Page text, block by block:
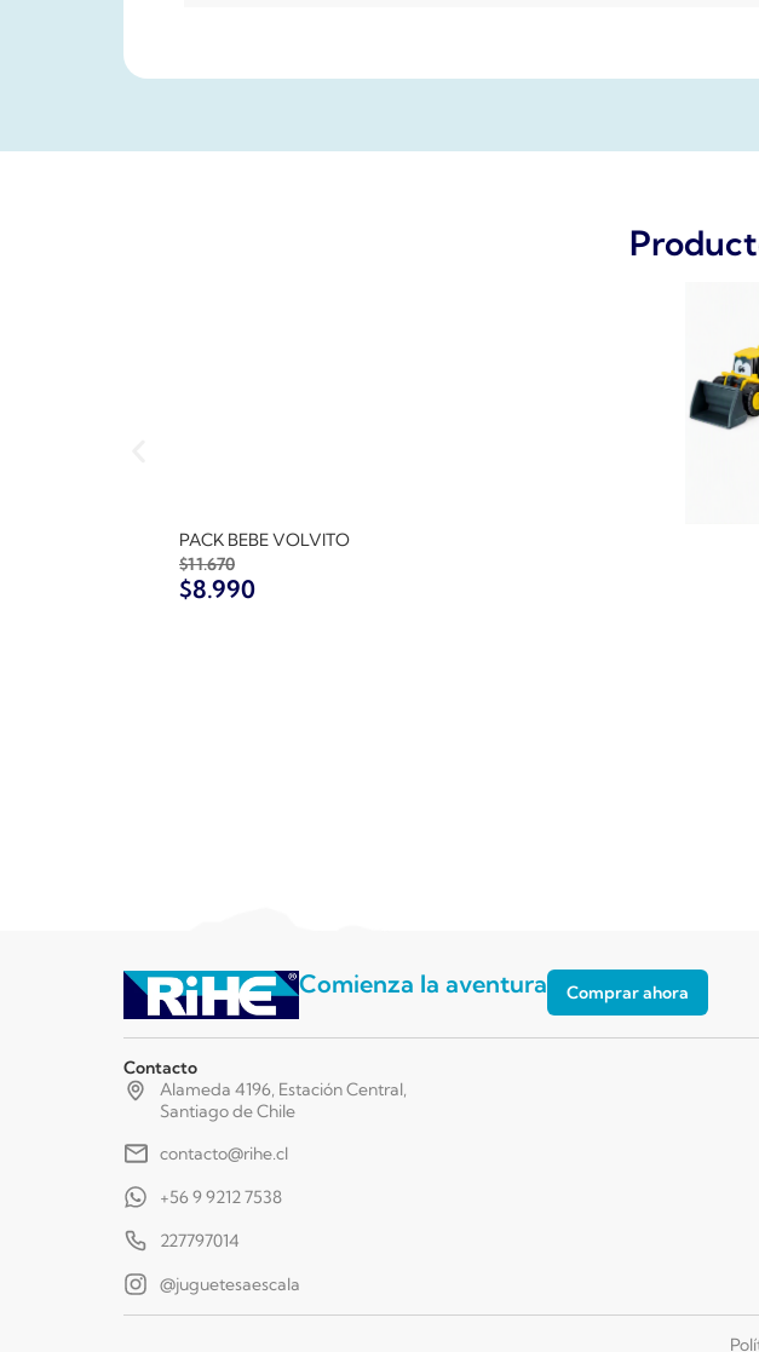
PACK BEBE VOLVITO
$11.670
$8.990
Comienza la aventura Comprar ahora
Contacto
Alameda 4196, Estación Central,
Santiago de Chile
contacto@rihe.cl
+56 9 9212 7538
227797014
@juguetesaescala